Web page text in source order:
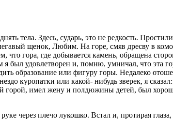
тела. Здесь, сударь, это не редкость.
щенок, Любим. На горе, смяв дресву в
что гора, где добывается камень, обращена
был удовлетворен и, помню, умничал, что эта
образование или фигуру горы. Недалеко
куропатки или какой- нибудь зверек, я
горой, имел жену и полдюжины детей, был
через плечо лукошко. Встал и, протирая